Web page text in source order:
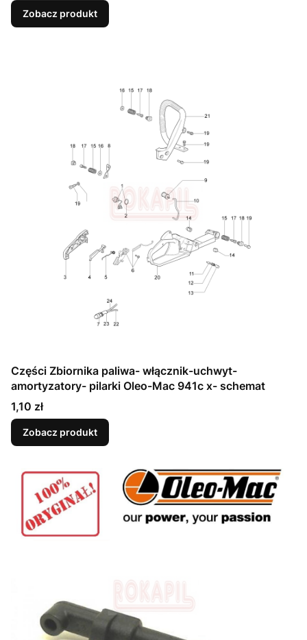
Zobacz produkt
Części Zbiornika paliwa- włącznik-uchwyt-
amortyzatory- pilarki Oleo-Mac 941c x- schemat
Cena
1,10 zł
Zobacz produkt